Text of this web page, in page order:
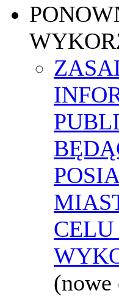
CELU
(nowe